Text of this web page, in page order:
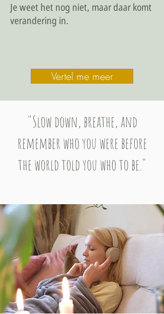
Je weet het nog niet, maar daar komt
verandering in. ​
Vertel me meer
"Slow down, breathe, and
remember who you were before
the world told you who to be."​